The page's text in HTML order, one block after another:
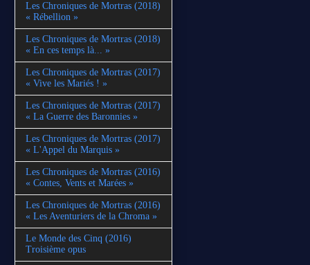
Les Chroniques de Mortras (2018)
« Rébellion »
Les Chroniques de Mortras (2018)
« En ces temps là... »
Les Chroniques de Mortras (2017)
« Vive les Mariés ! »
Les Chroniques de Mortras (2017)
« La Guerre des Baronnies »
Les Chroniques de Mortras (2017)
« L'Appel du Marquis »
Les Chroniques de Mortras (2016)
« Contes, Vents et Marées »
Les Chroniques de Mortras (2016)
« Les Aventuriers de la Chroma »
Le Monde des Cinq (2016)
Troisième opus